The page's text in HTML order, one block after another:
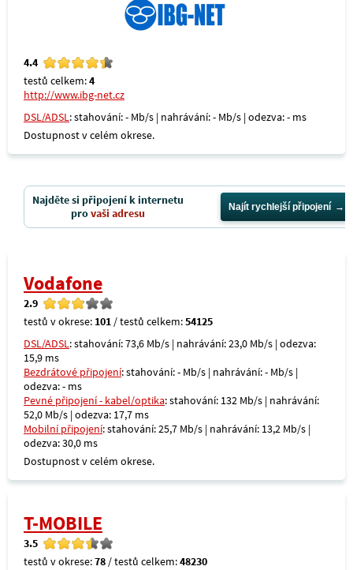
4.4
testů celkem:4
http://www.ibg-net.cz
DSL/ADSL: stahování: - Mb/s | nahrávání: - Mb/s | odezva: - ms
Dostupnost v celém okrese.
Najděte si připojení k internetu
provaši adresu Najít rychlejší připojení
Vodafone
2.9
testů v okrese: 101 / testů celkem:54125
DSL/ADSL: stahování: 73,6 Mb/s | nahrávání: 23,0 Mb/s | odezva:
15,9 ms
Bezdrátové připojení: stahování: - Mb/s | nahrávání: - Mb/s |
odezva: - ms
Pevné připojení - kabel/optika: stahování: 132 Mb/s | nahrávání:
52,0 Mb/s | odezva: 17,7 ms
Mobilní připojení: stahování: 25,7 Mb/s | nahrávání: 13,2 Mb/s |
odezva: 30,0 ms
Dostupnost v celém okrese.
T-MOBILE
3.5
testů v okrese:78 / testů celkem:48230